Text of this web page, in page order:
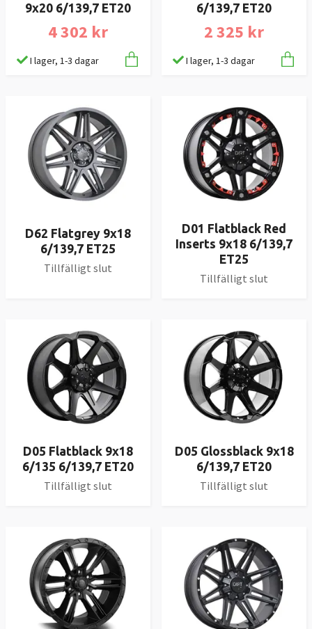
9x20 6/139,7 ET20
4 302 kr
I lager, 1-3 dagar
6/139,7 ET20
2 325 kr
I lager, 1-3 dagar
D62 Flatgrey 9x18
6/139,7 ET25
Tillfälligt slut
D01 Flatblack Red
Inserts 9x18 6/139,7
ET25
Tillfälligt slut
D05 Flatblack 9x18
6/135 6/139,7 ET20
Tillfälligt slut
D05 Glossblack 9x18
6/139,7 ET20
Tillfälligt slut